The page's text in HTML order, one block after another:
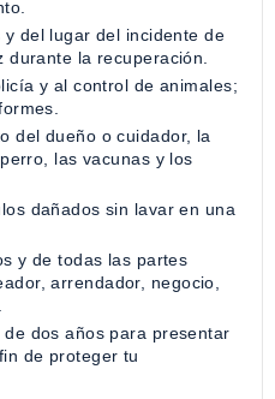
la recuperación.
las vacunas y los
arrendador, negocio,
de proteger tu